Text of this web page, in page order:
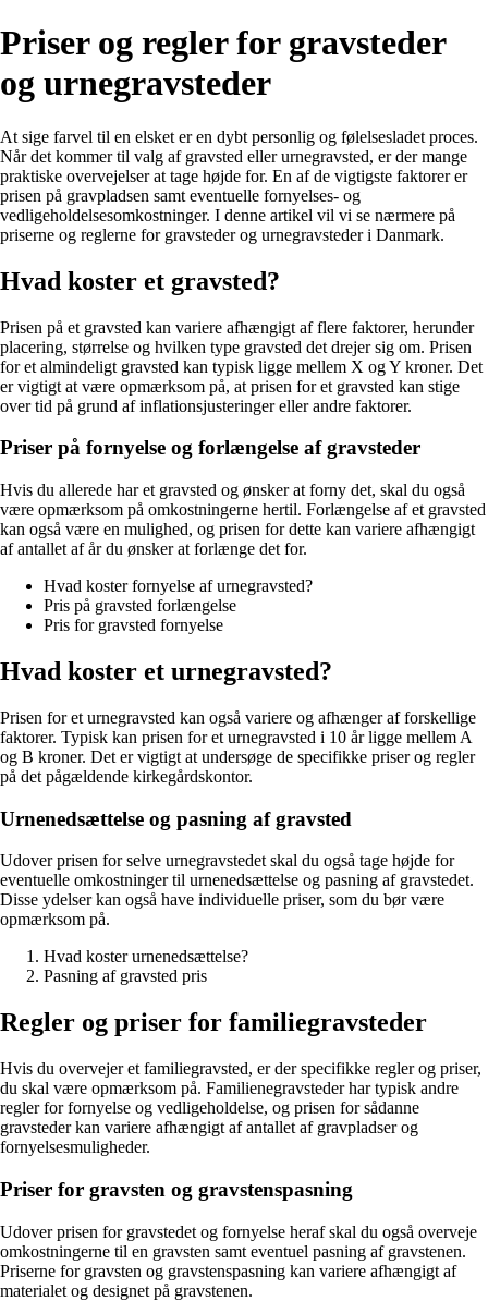
Priser og regler for gravsteder
og urnegravsteder
At sige farvel til en elsket er en dybt personlig og følelsesladet proces.
Når det kommer til valg af gravsted eller urnegravsted, er der mange
praktiske overvejelser at tage højde for. En af de vigtigste faktorer er
prisen på gravpladsen samt eventuelle fornyelses- og
vedligeholdelsesomkostninger. I denne artikel vil vi se nærmere på
priserne og reglerne for gravsteder og urnegravsteder i Danmark.
Hvad koster et gravsted?
Prisen på et gravsted kan variere afhængigt af flere faktorer, herunder
placering, størrelse og hvilken type gravsted det drejer sig om. Prisen
for et almindeligt gravsted kan typisk ligge mellem X og Y kroner. Det
er vigtigt at være opmærksom på, at prisen for et gravsted kan stige
over tid på grund af inflationsjusteringer eller andre faktorer.
Priser på fornyelse og forlængelse af gravsteder
Hvis du allerede har et gravsted og ønsker at forny det, skal du også
være opmærksom på omkostningerne hertil. Forlængelse af et gravsted
kan også være en mulighed, og prisen for dette kan variere afhængigt
af antallet af år du ønsker at forlænge det for.
Hvad koster fornyelse af urnegravsted?
Pris på gravsted forlængelse
Pris for gravsted fornyelse
Hvad koster et urnegravsted?
Prisen for et urnegravsted kan også variere og afhænger af forskellige
faktorer. Typisk kan prisen for et urnegravsted i 10 år ligge mellem A
og B kroner. Det er vigtigt at undersøge de specifikke priser og regler
på det pågældende kirkegårdskontor.
Urnenedsættelse og pasning af gravsted
Udover prisen for selve urnegravstedet skal du også tage højde for
eventuelle omkostninger til urnenedsættelse og pasning af gravstedet.
Disse ydelser kan også have individuelle priser, som du bør være
opmærksom på.
Hvad koster urnenedsættelse?
Pasning af gravsted pris
Regler og priser for familiegravsteder
Hvis du overvejer et familiegravsted, er der specifikke regler og priser,
du skal være opmærksom på. Familienegravsteder har typisk andre
regler for fornyelse og vedligeholdelse, og prisen for sådanne
gravsteder kan variere afhængigt af antallet af gravpladser og
fornyelsesmuligheder.
Priser for gravsten og gravstenspasning
Udover prisen for gravstedet og fornyelse heraf skal du også overveje
omkostningerne til en gravsten samt eventuel pasning af gravstenen.
Priserne for gravsten og gravstenspasning kan variere afhængigt af
materialet og designet på gravstenen.